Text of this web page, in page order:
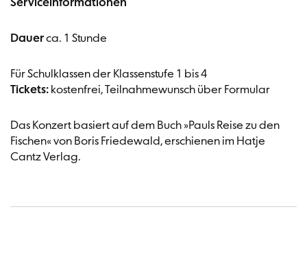
Serviceinformationen
Dauerca. 1 Stunde
Für Schulklassen der Klassenstufe 1 bis 4
Tickets: kostenfrei, Teilnahmewunsch über Formular
Das Konzert basiert auf dem Buch »Pauls Reise zu den
Fischen« von Boris Friedewald, erschienen im Hatje
Cantz Verlag.